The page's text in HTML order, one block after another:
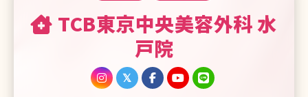
TCB東京中央美容外科 水
戸院